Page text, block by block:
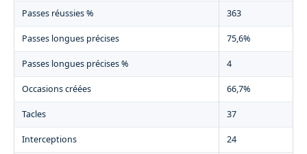
Passes réussies % 363
Passes longues précises 75,6%
Passes longues précises % 4
Occasions créées 66,7%
Tacles 37
Interceptions 24